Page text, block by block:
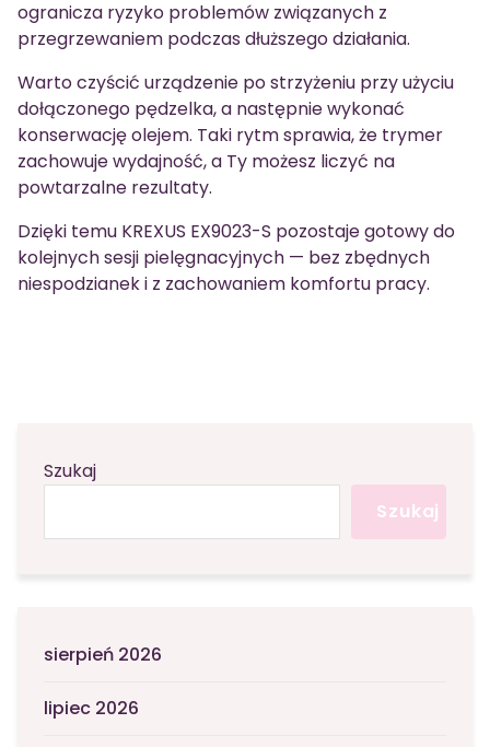
ogranicza ryzyko problemów związanych z
przegrzewaniem podczas dłuższego działania.
Warto czyścić urządzenie po strzyżeniu przy użyciu
dołączonego pędzelka, a następnie wykonać
konserwację olejem. Taki rytm sprawia, że trymer
zachowuje wydajność, a Ty możesz liczyć na
powtarzalne rezultaty.
Dzięki temu KREXUS EX9023-S pozostaje gotowy do
kolejnych sesji pielęgnacyjnych — bez zbędnych
niespodzianek i z zachowaniem komfortu pracy.
Szukaj
Szukaj
sierpień 2026
lipiec 2026